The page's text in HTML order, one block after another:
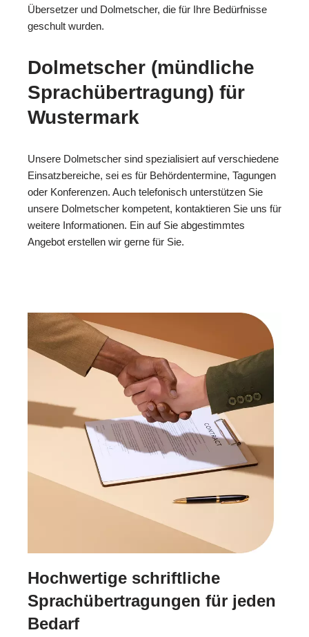
Übersetzer und Dolmetscher, die für Ihre Bedürfnisse
geschult wurden.
Dolmetscher (mündliche
Sprachübertragung) für
Wustermark
Unsere Dolmetscher sind spezialisiert auf verschiedene
Einsatzbereiche, sei es für Behördentermine, Tagungen
oder Konferenzen. Auch telefonisch unterstützen Sie
unsere Dolmetscher kompetent, kontaktieren Sie uns für
weitere Informationen. Ein auf Sie abgestimmtes
Angebot erstellen wir gerne für Sie.
Hochwertige schriftliche
Sprachübertragungen für jeden
Bedarf